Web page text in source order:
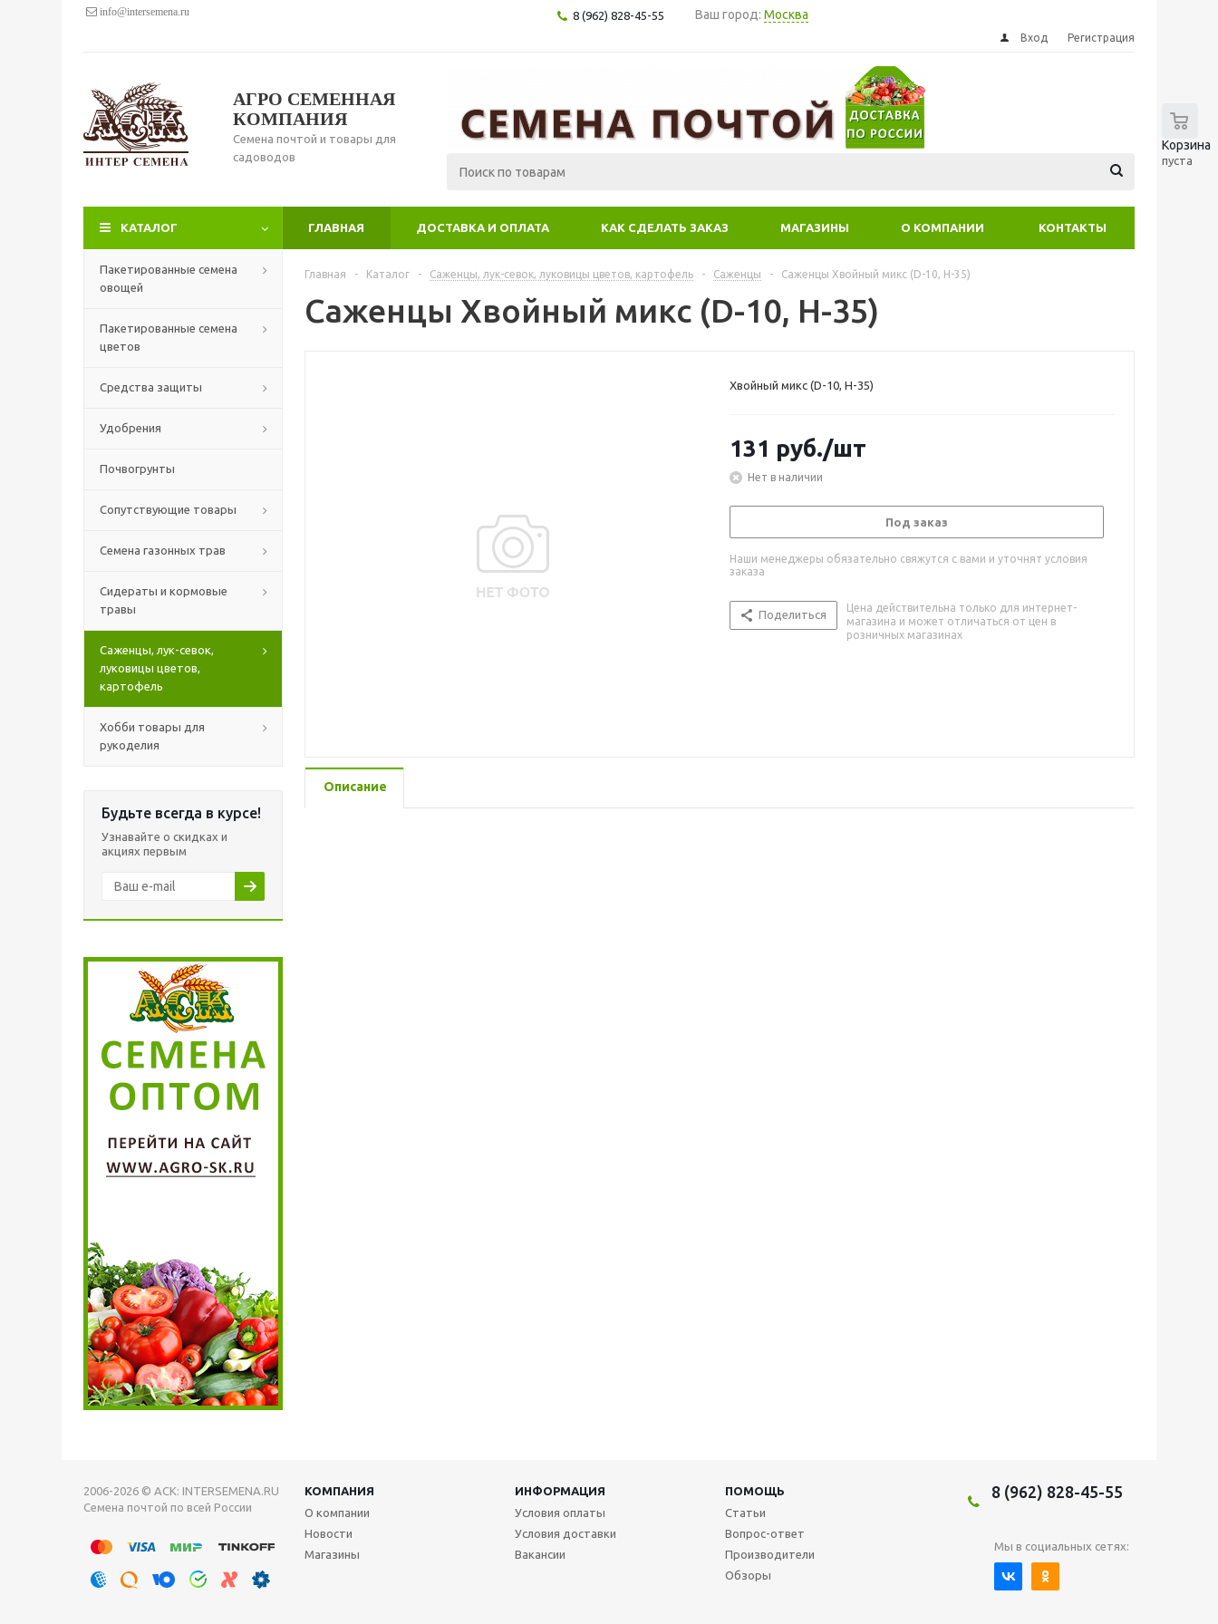
info@intersemena.ru 8 (962) 828-45-55 Ваш город: Москва
Вход Регистрация
АГРО СЕМЕННАЯ
КОМПАНИЯ
Семена почтой и товары для
садоводов
Корзина
пуста
КАТАЛОГ ГЛАВНАЯ ДОСТАВКА И ОПЛАТА КАК СДЕЛАТЬ ЗАКАЗ МАГАЗИНЫ О КОМПАНИИ КОНТАКТЫ
Пакетированные семена
овощей
Пакетированные семена
цветов
Средства защиты
Удобрения
Почвогрунты
Сопутствующие товары
Семена газонных трав
Сидераты и кормовые
травы
Саженцы, лук-севок,
луковицы цветов,
картофель
Хобби товары для
рукоделия
Будьте всегда в курсе!
Узнавайте о скидках и
акциях первым
Главная - Каталог - Саженцы, лук-севок, луковицы цветов, картофель - Саженцы - Саженцы Хвойный микс (D-10, H-35)
Саженцы Хвойный микс (D-10, H-35)
Хвойный микс (D-10, H-35)
131 руб./шт
Нет в наличии
Под заказ
Наши менеджеры обязательно свяжутся с вами и уточнят условия
заказа
Поделиться
Цена действительна только для интернет-
магазина и может отличаться от цен в
розничных магазинах
Описание
2006-2026 © АСК: INTERSEMENA.RU
Семена почтой по всей России
КОМПАНИЯ ИНФОРМАЦИЯ
ПОМОЩЬ
О компании
Новости
Магазины
Условия оплаты
Условия доставки
Вакансии
Статьи
Вопрос-ответ
Производители
Обзоры
8 (962) 828-45-55
Мы в социальных сетях: